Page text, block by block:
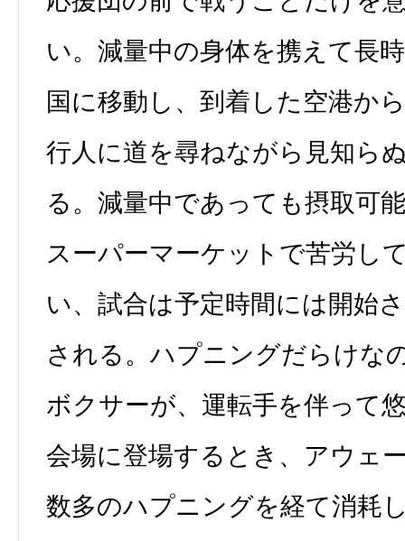
い。減量中の身体を携えて長
国に移動し、到着した空港か
行人に道を尋ねながら見知ら
る。減量中であっても摂取可
スーパーマーケットで苦労し
い、試合は予定時間には開始
される。ハプニングだらけな
ボクサーが、運転手を伴って
会場に登場するとき、アウェ
数多のハプニングを経て消耗